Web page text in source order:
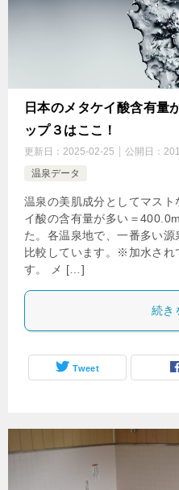
日本のメタケイ酸含有量
ップ３はここ！
更新日： 2025-02-25 公開日：
温泉データ
温泉の美肌成分としてマス
イ酸の含有量が多い＝
た。各温泉地で、一番多い
比較しています。※加水され
す。 メ […]
続き
Tweet